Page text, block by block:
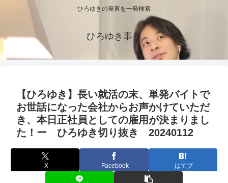
ひろゆきの発言を一発検索
ひろゆき事典
【ひろゆき】長い就活の末、単発バイトで
お世話になった会社からお声かけていただ
き、本日正社員としての雇用が決まりまし
た！ー ひろゆき切り抜き 20240112
X Facebook はてブ